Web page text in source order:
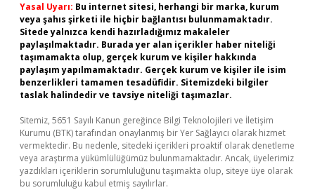
Yasal Uyarı: Bu internet sitesi, herhangi bir marka, kurum
veya şahıs şirketi ile hiçbir bağlantısı bulunmamaktadır.
Sitede yalnızca kendi hazırladığımız makaleler
paylaşılmaktadır. Burada yer alan içerikler haber niteliği
taşımamakta olup, gerçek kurum ve kişiler hakkında
paylaşım yapılmamaktadır. Gerçek kurum ve kişiler ile isim
benzerlikleri tamamen tesadüfidir. Sitemizdeki bilgiler
taslak halindedir ve tavsiye niteliği taşımazlar.
Sitemiz, 5651 Sayılı Kanun gereğince Bilgi Teknolojileri ve İletişim
Kurumu (BTK) tarafından onaylanmış bir Yer Sağlayıcı olarak hizmet
vermektedir. Bu nedenle, sitedeki içerikleri proaktif olarak denetleme
veya araştırma yükümlülüğümüz bulunmamaktadır. Ancak, üyelerimiz
yazdıkları içeriklerin sorumluluğunu taşımakta olup, siteye üye olarak
bu sorumluluğu kabul etmiş sayılırlar.